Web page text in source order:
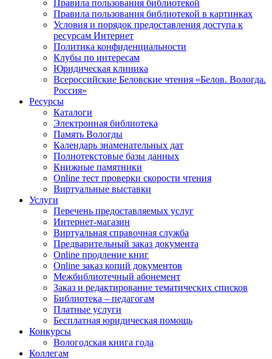
Правила пользования библиотекой
Правила пользования библиотекой в картинках
Условия и порядок предоставления доступа к
ресурсам Интернет
Политика конфиденциальности
Клубы по интересам
Юридическая клиника
Всероссийские Беловские чтения «Белов. Вологда.
Россия»
Ресурсы
Каталоги
Электронная библиотека
Память Вологды
Календарь знаменательных дат
Полнотекстовые базы данных
Книжные памятники
Online тест проверки скорости чтения
Виртуальные выставки
Услуги
Перечень предоставляемых услуг
Интернет-магазин
Виртуальная справочная служба
Предварительный заказ документа
Online продление книг
Online заказ копий документов
Межбиблиотечный абонемент
Заказ и редактирование тематических списков
Библиотека – педагогам
Платные услуги
Бесплатная юридическая помощь
Конкурсы
Вологодская книга года
Коллегам